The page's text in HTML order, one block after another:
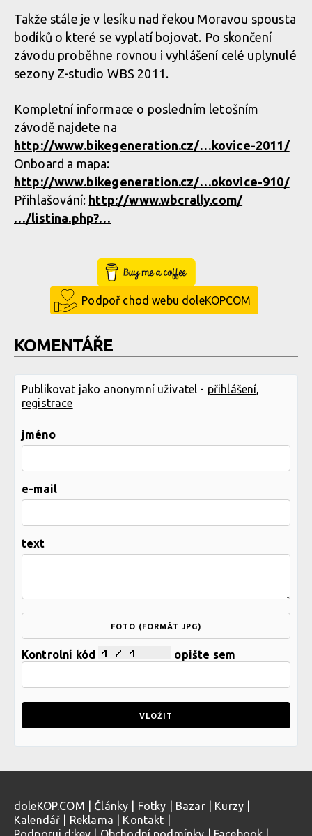
Takže stále je v lesíku nad řekou Moravou spousta
bodíků o které se vyplatí bojovat. Po skončení
závodu proběhne rovnou i vyhlášení celé uplynulé
sezony Z-studio WBS 2011.
Kompletní informace o posledním letošním
závodě najdete na
http://www.bikegeneration.cz/…kovice-2011/
Onboard a mapa:
http://www.bikegeneration.cz/…okovice-910/
Přihlašování: http://www.wbcrally.com/
…/listina.php?…
Buy Me a Coffee
Podpoř chod webu doleKOPCOM
KOMENTÁŘE
Publikovat jako anonymní uživatel - přihlášení,
registrace
jméno
e-mail
text
FOTO (FORMÁT JPG)
Kontrolní kód opište sem
doleKOP.COM Články Fotky Bazar| Kurzy
Kalendář
Reklama Kontakt